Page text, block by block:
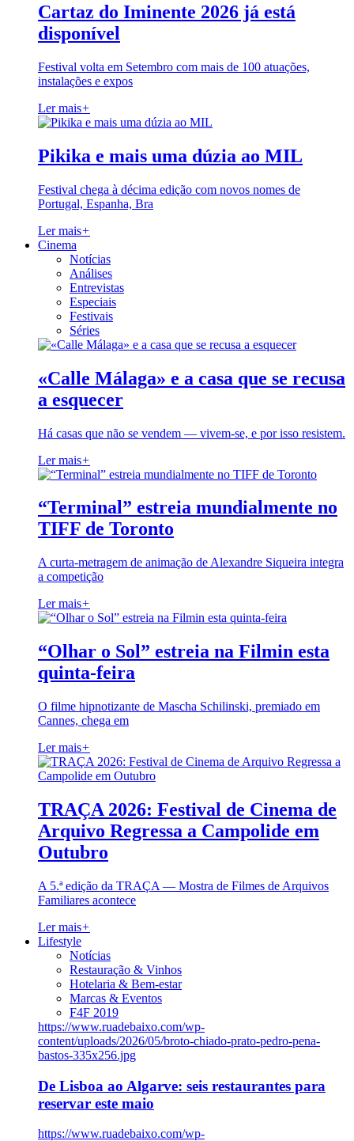
Cartaz do Iminente 2026 já está
disponível
Festival volta em Setembro com mais de 100 atuações,
instalações e expos
Ler mais+
Pikika e mais uma dúzia ao MIL
Festival chega à décima edição com novos nomes de
Portugal, Espanha, Bra
Ler mais+
Cinema
Notícias
Análises
Entrevistas
Especiais
Festivais
Séries
«Calle Málaga» e a casa que se recusa
a esquecer
Há casas que não se vendem — vivem-se, e por isso resistem.
Ler mais+
“Terminal” estreia mundialmente no
TIFF de Toronto
A curta-metragem de animação de Alexandre Siqueira integra
a competição
Ler mais+
“Olhar o Sol” estreia na Filmin esta
quinta-feira
O filme hipnotizante de Mascha Schilinski, premiado em
Cannes, chega em
Ler mais+
TRAÇA 2026: Festival de Cinema de
Arquivo Regressa a Campolide em
Outubro
A 5.ª edição da TRAÇA — Mostra de Filmes de Arquivos
Familiares acontece
Ler mais+
Lifestyle
Notícias
Restauração & Vinhos
Hotelaria & Bem-estar
Marcas & Eventos
F4F 2019
https://www.ruadebaixo.com/wp-
content/uploads/2026/05/broto-chiado-prato-pedro-pena-
bastos-335x256.jpg
De Lisboa ao Algarve: seis restaurantes para
reservar este maio
https://www.ruadebaixo.com/wp-